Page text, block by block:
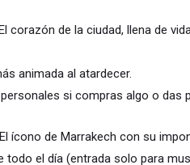
corazón de la ciudad, llena de
animada al atardecer.
si compras algo o das
ícono de Marrakech con su
todo el día (entrada solo para